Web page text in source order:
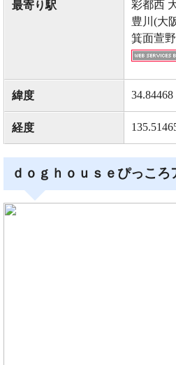
最寄り駅
彩都西
豊川(大
箕面萱
緯度 34.84468
経度
ｄｏｇｈｏｕｓｅぴっこ